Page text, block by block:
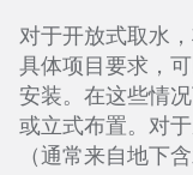
对于开放式取水
具体项目要求，
安装。在这些情
或立式布置。对
（通常来自地下